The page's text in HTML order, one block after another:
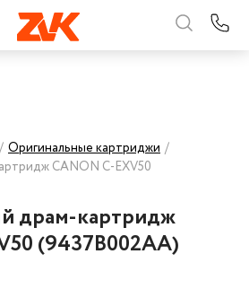
/ Оригинальные картриджи /
CANON C-EXV50
драм-картридж
(9437B002AA)